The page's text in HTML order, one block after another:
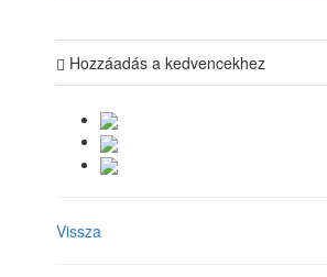
Hozzáadás a kedvencekhez
Vissza